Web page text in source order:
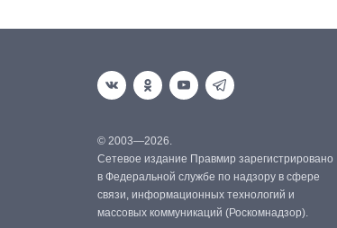
© 2003—2026.
Сетевое издание Правмир зарегистрировано
в Федеральной службе по надзору в сфере
связи, информационных технологий и
массовых коммуникаций (Роскомнадзор).